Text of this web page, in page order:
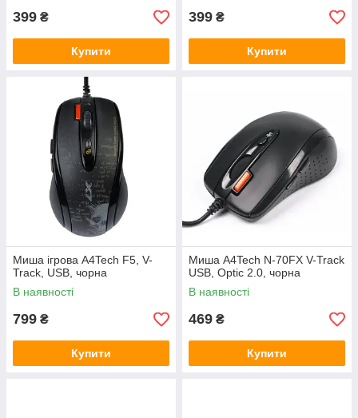
399 ₴
Купити
399 ₴
Купити
Миша ігрова A4Tech F5, V-
Track, USB, чорна
В наявності
799 ₴
Купити
Миша A4Tech N-70FX V-Track
USB, Optic 2.0, чорна
В наявності
469 ₴
Купити